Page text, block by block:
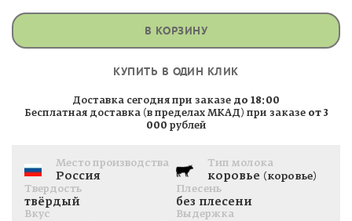
В КОРЗИНУ
КУПИТЬ В ОДИН КЛИК
Доставка сегодня при заказе до 18:00
Бесплатная доставка (в пределах МКАД) при заказе от 3
000 рублей
Место производства
Россия
Тип молока
коровье (коровье)
Твердость
твёрдый
Плесень
без плесени
Вкус Выдержка